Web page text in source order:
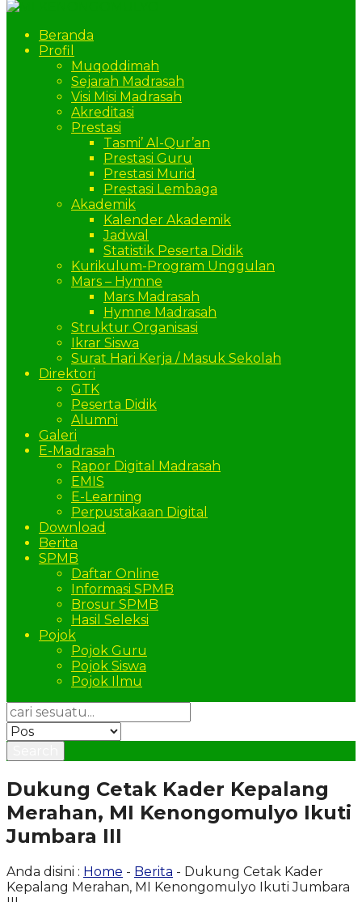
Beranda
Profil
Muqoddimah
Sejarah Madrasah
Visi Misi Madrasah
Akreditasi
Prestasi
Tasmi’ Al-Qur’an
Prestasi Guru
Prestasi Murid
Prestasi Lembaga
Akademik
Kalender Akademik
Jadwal
Statistik Peserta Didik
Kurikulum-Program Unggulan
Mars – Hymne
Mars Madrasah
Hymne Madrasah
Struktur Organisasi
Ikrar Siswa
Surat Hari Kerja / Masuk Sekolah
Direktori
GTK
Peserta Didik
Alumni
Galeri
E-Madrasah
Rapor Digital Madrasah
EMIS
E-Learning
Perpustakaan Digital
Download
Berita
SPMB
Daftar Online
Informasi SPMB
Brosur SPMB
Hasil Seleksi
Pojok
Pojok Guru
Pojok Siswa
Pojok Ilmu
Dukung Cetak Kader Kepalang
Merahan, MI Kenongomulyo Ikuti
Jumbara III
Anda disini : Home - Berita - Dukung Cetak Kader
Kepalang Merahan, MI Kenongomulyo Ikuti Jumbara